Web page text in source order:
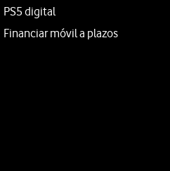
PS5 digital
Financiar móvil a plazos